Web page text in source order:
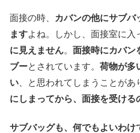
面接の時、
カバンの他にサブバ
ますよね。しかし、面接室に入
に見えません。 面接時にカバン
ブーとされています。 荷物が多
い 、と思われてしまうことがあ
にしまってから、面接を受ける
サブバッグも、何でもよいわけ